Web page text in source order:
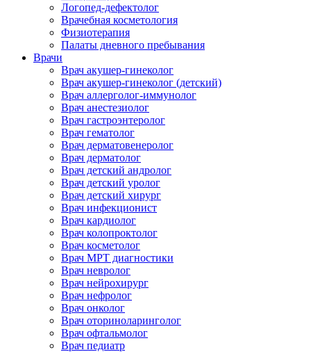
Логопед-дефектолог
Врачебная косметология
Физиотерапия
Палаты дневного пребывания
Врачи
Врач акушер-гинеколог
Врач акушер-гинеколог (детский)
Врач аллерголог-иммунолог
Врач анестезиолог
Врач гастроэнтеролог
Врач гематолог
Врач дерматовенеролог
Врач дерматолог
Врач детский андролог
Врач детский уролог
Врач детский хирург
Врач инфекционист
Врач кардиолог
Врач колопроктолог
Врач косметолог
Врач МРТ диагностики
Врач невролог
Врач нейрохирург
Врач нефролог
Врач онколог
Врач оториноларинголог
Врач офтальмолог
Врач педиатр